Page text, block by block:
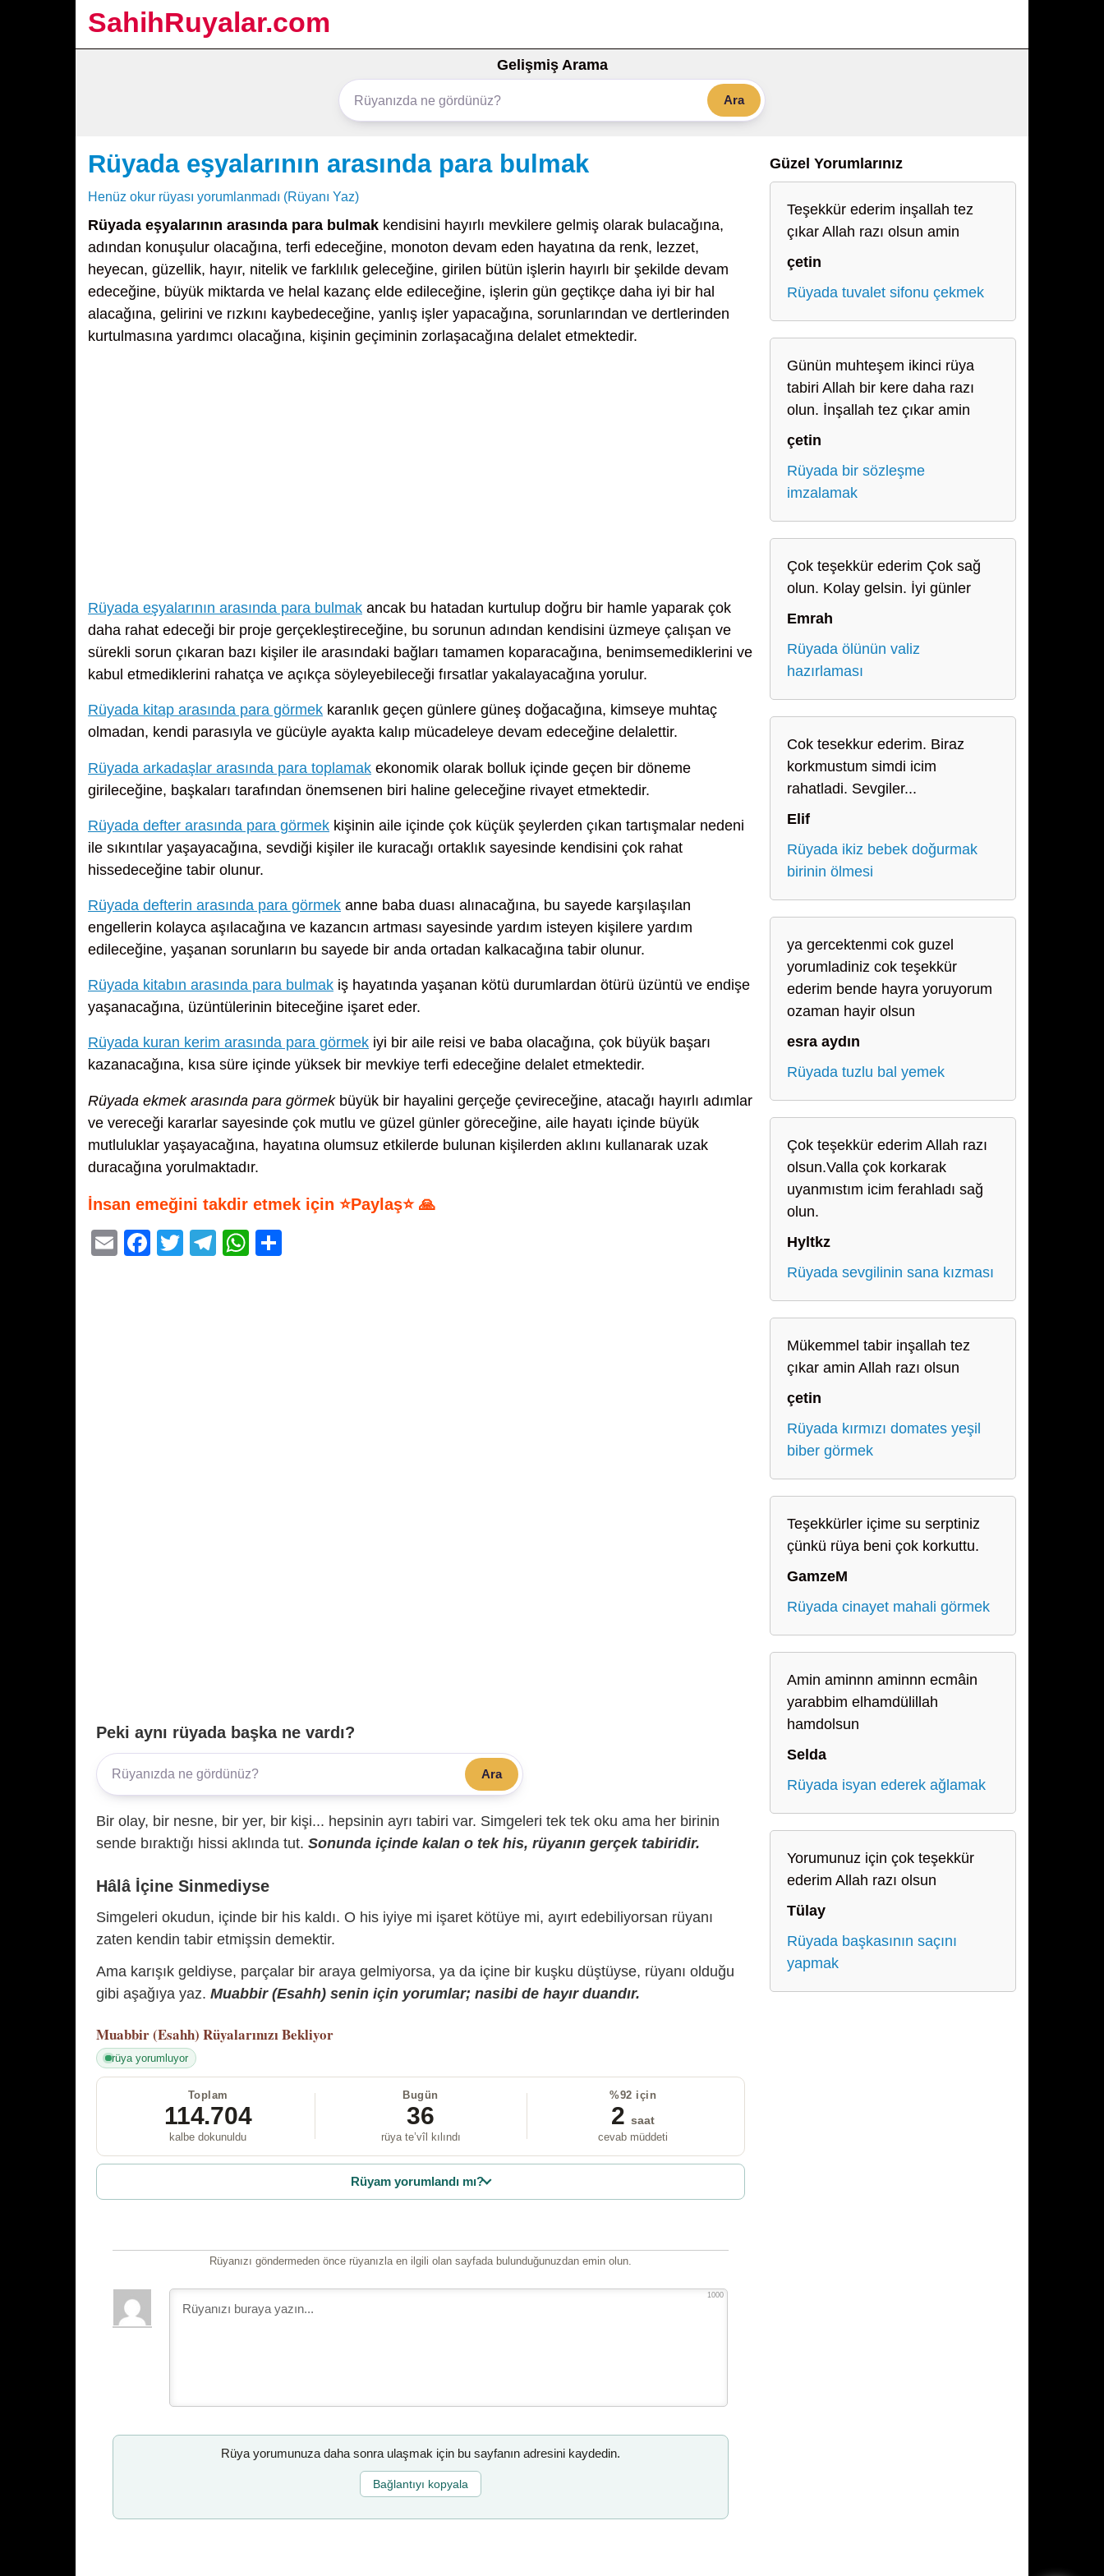
SahihRuyalar.com
Gelişmiş Arama
Ara
Rüyada eşyalarının arasında para bulmak
Henüz okur rüyası yorumlanmadı (Rüyanı Yaz)
Rüyada eşyalarının arasında para bulmak kendisini hayırlı mevkilere gelmiş olarak bulacağına,
adından konuşulur olacağına, terfi edeceğine, monoton devam eden hayatına da renk, lezzet,
heyecan, güzellik, hayır, nitelik ve farklılık geleceğine, girilen bütün işlerin hayırlı bir şekilde devam
edeceğine, büyük miktarda ve helal kazanç elde edileceğine, işlerin gün geçtikçe daha iyi bir hal
alacağına, gelirini ve rızkını kaybedeceğine, yanlış işler yapacağına, sorunlarından ve dertlerinden
kurtulmasına yardımcı olacağına, kişinin geçiminin zorlaşacağına delalet etmektedir.
Rüyada eşyalarının arasında para bulmak ancak bu hatadan kurtulup doğru bir hamle yaparak çok
daha rahat edeceği bir proje gerçekleştireceğine, bu sorunun adından kendisini üzmeye çalışan ve
sürekli sorun çıkaran bazı kişiler ile arasındaki bağları tamamen koparacağına, benimsemediklerini ve
kabul etmediklerini rahatça ve açıkça söyleyebileceği fırsatlar yakalayacağına yorulur.
Rüyada kitap arasında para görmek karanlık geçen günlere güneş doğacağına, kimseye muhtaç
olmadan, kendi parasıyla ve gücüyle ayakta kalıp mücadeleye devam edeceğine delalettir.
Rüyada arkadaşlar arasında para toplamak ekonomik olarak bolluk içinde geçen bir döneme
girileceğine, başkaları tarafından önemsenen biri haline geleceğine rivayet etmektedir.
Rüyada defter arasında para görmek kişinin aile içinde çok küçük şeylerden çıkan tartışmalar nedeni
ile sıkıntılar yaşayacağına, sevdiği kişiler ile kuracağı ortaklık sayesinde kendisini çok rahat
hissedeceğine tabir olunur.
Rüyada defterin arasında para görmek anne baba duası alınacağına, bu sayede karşılaşılan
engellerin kolayca aşılacağına ve kazancın artması sayesinde yardım isteyen kişilere yardım
edileceğine, yaşanan sorunların bu sayede bir anda ortadan kalkacağına tabir olunur.
Rüyada kitabın arasında para bulmak iş hayatında yaşanan kötü durumlardan ötürü üzüntü ve endişe
yaşanacağına, üzüntülerinin biteceğine işaret eder.
Rüyada kuran kerim arasında para görmek iyi bir aile reisi ve baba olacağına, çok büyük başarı
kazanacağına, kısa süre içinde yüksek bir mevkiye terfi edeceğine delalet etmektedir.
Rüyada ekmek arasında para görmekbüyük bir hayalini gerçeğe çevireceğine, atacağı hayırlı adımlar
ve vereceği kararlar sayesinde çok mutlu ve güzel günler göreceğine, aile hayatı içinde büyük
mutluluklar yaşayacağına, hayatına olumsuz etkilerde bulunan kişilerden aklını kullanarak uzak
duracağına yorulmaktadır.
İnsan emeğini takdir etmek için ⭐Paylaş⭐ 🙏
E
F
T
T
W
Peki aynı rüyada başka ne vardı?
Ara
Bir olay, bir nesne, bir yer, bir kişi... hepsinin ayrı tabiri var. Simgeleri tek tek oku ama her birinin
sende bıraktığı hissi aklında tut. Sonunda içinde kalan o tek his, rüyanın gerçek tabiridir.
Hâlâ İçine Sinmediyse
Simgeleri okudun, içinde bir his kaldı. O his iyiye mi işaret kötüye mi, ayırt edebiliyorsan rüyanı
zaten kendin tabir etmişsin demektir.
Ama karışık geldiyse, parçalar bir araya gelmiyorsa, ya da içine bir kuşku düştüyse, rüyanı olduğu
gibi aşağıya yaz. Muabbir (Esahh) senin için yorumlar; nasibi de hayır duandır.
Muabbir (Esahh) Rüyalarınızı Bekliyor
rüya yorumluyor
Toplam
114.704
kalbe dokunuldu
Bugün
36
rüya te’vîl kılındı
%92 için
2 saat
cevab müddeti
Rüyam yorumlandı mı?
Rüyanızı göndermeden önce rüyanızla en ilgili olan sayfada bulunduğunuzdan emin olun.
1000
Rüya yorumunuza daha sonra ulaşmak için bu sayfanın adresini kaydedin.
Bağlantıyı kopyala
Güzel Yorumlarınız
Teşekkür ederim inşallah tez
çıkar Allah razı olsun amin
çetin
Rüyada tuvalet sifonu çekmek
Günün muhteşem ikinci rüya
tabiri Allah bir kere daha razı
olun. İnşallah tez çıkar amin
çetin
Rüyada bir sözleşme
imzalamak
Çok teşekkür ederim Çok sağ
olun. Kolay gelsin. İyi günler
Emrah
Rüyada ölünün valiz
hazırlaması
Cok tesekkur ederim. Biraz
korkmustum simdi icim
rahatladi. Sevgiler...
Elif
Rüyada ikiz bebek doğurmak
birinin ölmesi
ya gercektenmi cok guzel
yorumladiniz cok teşekkür
ederim bende hayra yoruyorum
ozaman hayir olsun
esra aydın
Rüyada tuzlu bal yemek
Çok teşekkür ederim Allah razı
olsun.Valla çok korkarak
uyanmıstım icim ferahladı sağ
olun.
Hyltkz
Rüyada sevgilinin sana kızması
Mükemmel tabir inşallah tez
çıkar amin Allah razı olsun
çetin
Rüyada kırmızı domates yeşil
biber görmek
Teşekkürler içime su serptiniz
çünkü rüya beni çok korkuttu.
GamzeM
Rüyada cinayet mahali görmek
Amin aminnn aminnn ecmâin
yarabbim elhamdülillah
hamdolsun
Selda
Rüyada isyan ederek ağlamak
Yorumunuz için çok teşekkür
ederim Allah razı olsun
Tülay
Rüyada başkasının saçını
yapmak